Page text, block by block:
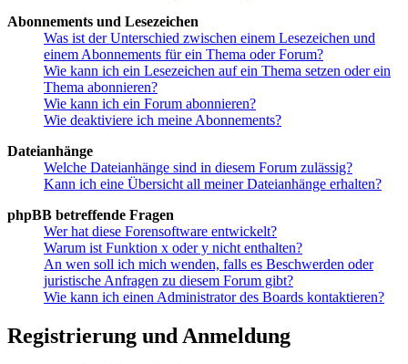
Abonnements und Lesezeichen
Was ist der Unterschied zwischen einem Lesezeichen und
einem Abonnements für ein Thema oder Forum?
Wie kann ich ein Lesezeichen auf ein Thema setzen oder ein
Thema abonnieren?
Wie kann ich ein Forum abonnieren?
Wie deaktiviere ich meine Abonnements?
Dateianhänge
Welche Dateianhänge sind in diesem Forum zulässig?
Kann ich eine Übersicht all meiner Dateianhänge erhalten?
phpBB betreffende Fragen
Wer hat diese Forensoftware entwickelt?
Warum ist Funktion x oder y nicht enthalten?
An wen soll ich mich wenden, falls es Beschwerden oder
juristische Anfragen zu diesem Forum gibt?
Wie kann ich einen Administrator des Boards kontaktieren?
Registrierung und Anmeldung